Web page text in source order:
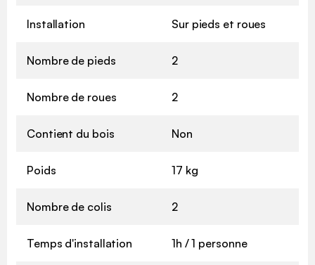
Installation Sur pieds et roues
Nombre de pieds 2
Nombre de roues 2
Contient du bois Non
Poids 17 kg
Nombre de colis 2
Temps d'installation 1h / 1 personne